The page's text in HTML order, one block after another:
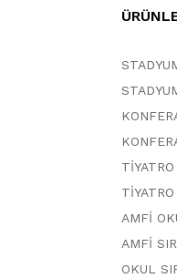
AMFİ
AMFİ
OKUL